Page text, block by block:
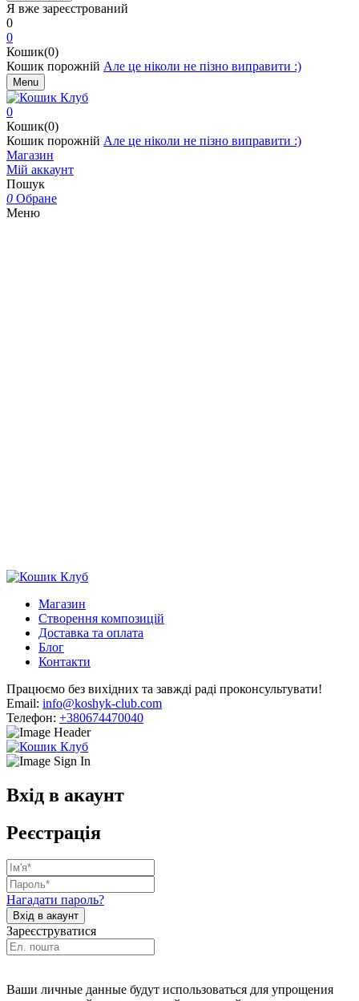
Я вже зареєстрований
0
0
Кошик(0)
Кошик порожній Але це ніколи не пізно виправити :)
Menu
0
Кошик(0)
Кошик порожній Але це ніколи не пізно виправити :)
Магазин
Мій аккаунт
Пошук
0 Обране
Меню
Магазин
Створення композицій
Доставка та оплата
Блог
Контакти
Працюємо без вихідних та завжді раді проконсультувати!
Email: info@koshyk-club.com
Телефон: +380674470040
Вхід в акаунт
Реєстрація
Нагадати пароль?
Зареєструватися
Ваши личные данные будут использоваться для упрощения